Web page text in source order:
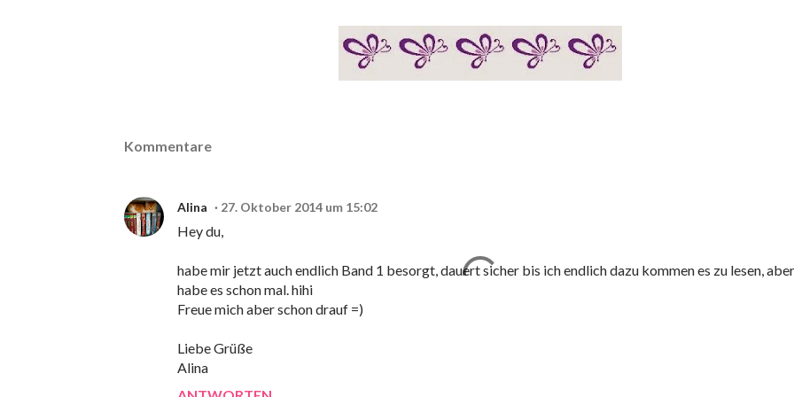
Kommentare
Alina 27. Oktober 2014 um 15:02
Hey du,
habe mir jetzt auch endlich Band 1 besorgt, dauert sicher bis ich endlich dazu kommen es zu lesen,
habe es schon mal. hihi
Freue mich aber schon drauf =)
Liebe Grüße
Alina